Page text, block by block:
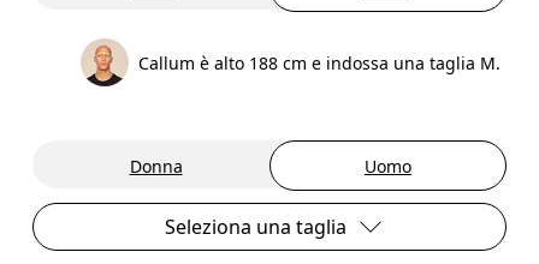
Callum è alto 188 cm e indossa una taglia M.
Donna Uomo
Seleziona una taglia